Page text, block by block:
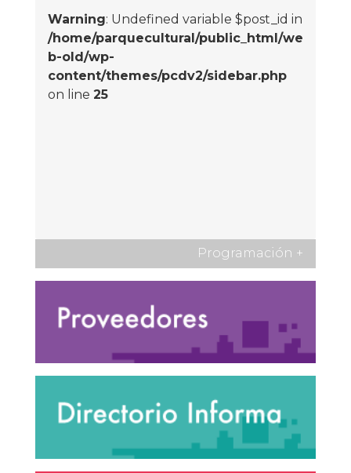
Warning: Undefined variable $post_id in
/home/parquecultural/public_html/we
b-old/wp-
content/themes/pcdv2/sidebar.php
on line 25
Programación +